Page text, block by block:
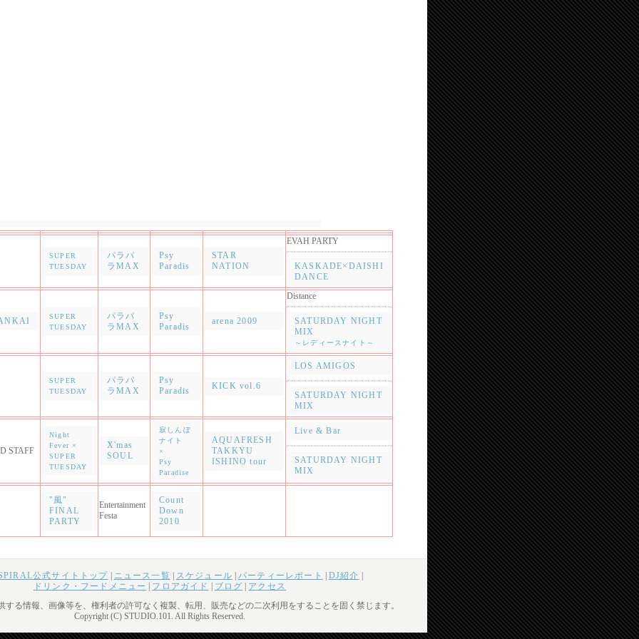
SUPER
TUESDAY
パラパ
ラMAX
Psy
Paradis
STAR
NATION
EVAH PARTY
KASKADE×DAISHI
DANCE
SUPER
TUESDAY
パラパ
ラMAX
Psy
Paradis
arena 2009
Distance
SATURDAY NIGHT
MIX
～レディースナイト～
SUPER
TUESDAY
パラパ
ラMAX
Psy
Paradis
KICK vol.6
LOS AMIGOS
SATURDAY NIGHT
MIX
STAFF
Night
Fever ×
SUPER
TUESDAY
X'mas
SOUL
寂しんぼ
ナイト
×
Psy
Paradise
AQUAFRESH
TAKKYU
ISHINO tour
Live & Bar
SATURDAY NIGHT
MIX
"風"
FINAL
PARTY
Entertainment
Festa
Count
Down
2010
公式サイトトップ ニュース一覧 スケジュール パーティーレポート DJ紹介
ドリンク・フードメニュー
フロアガイド ブログ
アクセス
する情報、画像等を、権利者の許可なく複製、転用、販売などの二次利用をすることを固く禁じます。
Copyright (C) STUDIO.101. All Rights Reserved.